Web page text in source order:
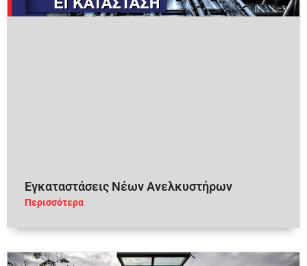
Εγκαταστάσεις Νέων Ανελκυστήρων
Περισσότερα